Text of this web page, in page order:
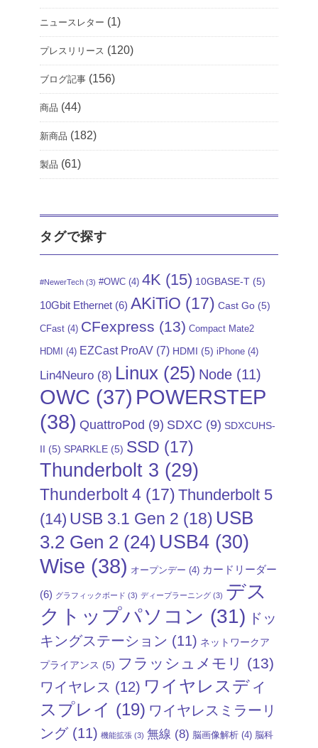
ニュースレター (1)
プレスリリース (120)
ブログ記事 (156)
商品 (44)
新商品 (182)
製品 (61)
タグで探す
#NewerTech (3) #OWC (4) 4K (15) 10GBASE-T (5)
10Gbit Ethernet (6) AKiTiO (17) Cast Go (5)
CFast (4) CFexpress (13) Compact Mate2
HDMI (4) EZCast ProAV (7) HDMI (5) iPhone (4)
Lin4Neuro (8) Linux (25) Node (11)
OWC (37) POWERSTEP
(38) QuattroPod (9) SDXC (9) SDXCUHS-
II (5) SPARKLE (5) SSD (17)
Thunderbolt 3 (29)
Thunderbolt 4 (17) Thunderbolt 5
(14) USB 3.1 Gen 2 (18) USB
3.2 Gen 2 (24) USB4 (30)
Wise (38) オープンデー (4) カードリーダー
(6) グラフィックボード (3) ディープラーニング (3) デス
クトップパソコン (31) ドッ
キングステーション (11) ネットワークア
プライアンス (5) フラッシュメモリ (13)
ワイヤレス (12) ワイヤレスディ
スプレイ (19) ワイヤレスミラーリ
ング(11) 機能拡張 (3) 無線 (8) 脳画像解析 (4) 脳科